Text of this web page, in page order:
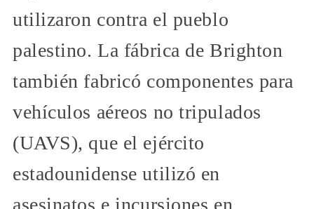
utilizaron contra el pueblo
palestino. La fábrica de Brighton
también fabricó componentes para
vehículos aéreos no tripulados
(UAVS), que el ejército
estadounidense utilizó en
asesinatos e incursiones en